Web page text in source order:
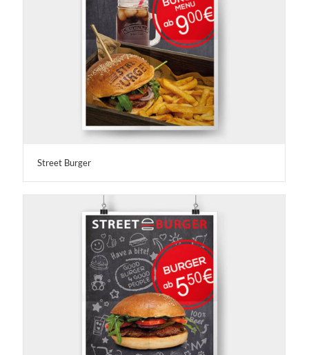
Street Burger